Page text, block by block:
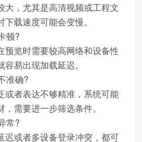
大，尤其是高清视频或工程文
载速度可能会变慢。
顿?
预览时需要较高网络和设备性
易出现加载延迟。
准确?
或者表达不够精准，系统可能
需要进一步筛选条件。
常?
迟或者多设备登录冲突，都可